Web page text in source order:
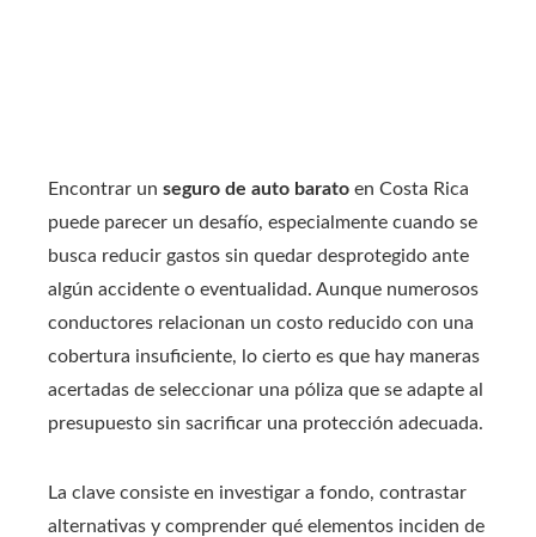
Encontrar un seguro de auto barato en Costa Rica
puede parecer un desafío, especialmente cuando se
busca reducir gastos sin quedar desprotegido ante
algún accidente o eventualidad. Aunque numerosos
conductores relacionan un costo reducido con una
cobertura insuficiente, lo cierto es que hay maneras
acertadas de seleccionar una póliza que se adapte al
presupuesto sin sacrificar una protección adecuada.
La clave consiste en investigar a fondo, contrastar
alternativas y comprender qué elementos inciden de